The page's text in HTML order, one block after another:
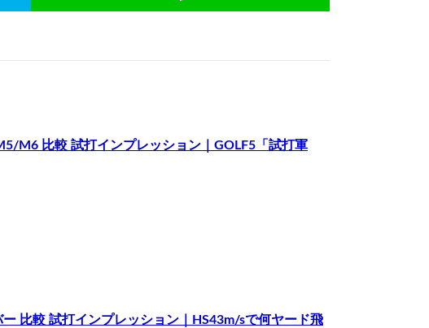
M6 比較 試打インプレッション｜GOLF5「試打軍
比較 試打インプレッション｜HS43m/sで何ヤード飛